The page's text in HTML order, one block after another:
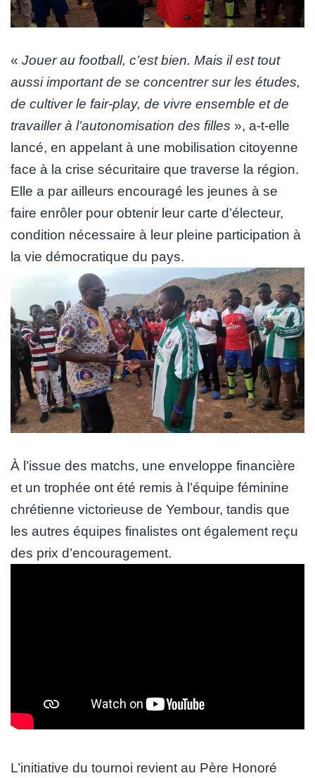
« Jouer au football, c’est bien. Mais il est tout
aussi important de se concentrer sur les études,
de cultiver le fair-play, de vivre ensemble et de
travailler à l’autonomisation des filles », a-t-elle
lancé, en appelant à une mobilisation citoyenne
face à la crise sécuritaire que traverse la région.
Elle a par ailleurs encouragé les jeunes à se
faire enrôler pour obtenir leur carte d’électeur,
condition nécessaire à leur pleine participation à
la vie démocratique du pays.
À l’issue des matchs, une enveloppe financière
et un trophée ont été remis à l’équipe féminine
chrétienne victorieuse de Yembour, tandis que
les autres équipes finalistes ont également reçu
des prix d’encouragement.
L’initiative du tournoi revient au Père Honoré